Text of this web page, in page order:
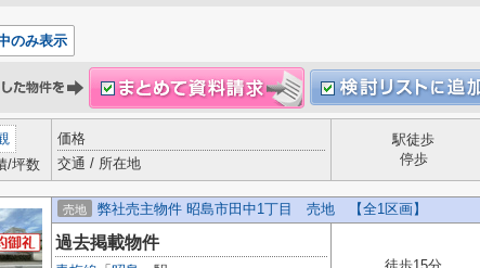
のみ表示
/坪数
価格
交通 / 所在地
駅徒歩
停歩
売地 弊社売主物件 昭島市田中1丁目 売地 【全1区画】
過去掲載物件